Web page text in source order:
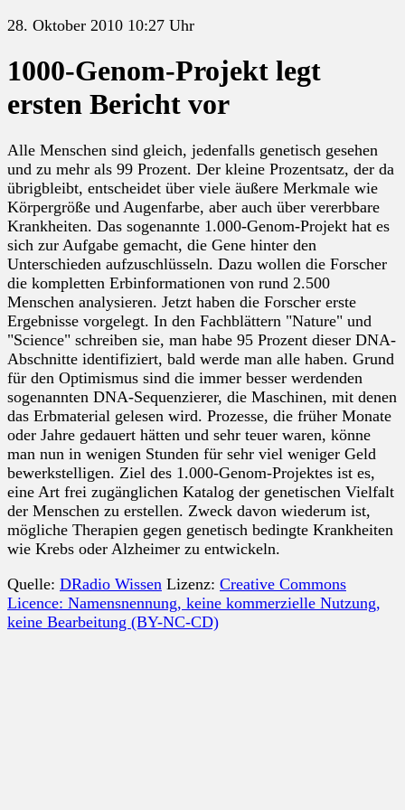
28. Oktober 2010 10:27 Uhr
1000-Genom-Projekt legt
ersten Bericht vor
Alle Menschen sind gleich, jedenfalls genetisch gesehen
und zu mehr als 99 Prozent. Der kleine Prozentsatz, der da
übrigbleibt, entscheidet über viele äußere Merkmale wie
Körpergröße und Augenfarbe, aber auch über vererbbare
Krankheiten. Das sogenannte 1.000-Genom-Projekt hat es
sich zur Aufgabe gemacht, die Gene hinter den
Unterschieden aufzuschlüsseln. Dazu wollen die Forscher
die kompletten Erbinformationen von rund 2.500
Menschen analysieren. Jetzt haben die Forscher erste
Ergebnisse vorgelegt. In den Fachblättern "Nature" und
"Science" schreiben sie, man habe 95 Prozent dieser DNA-
Abschnitte identifiziert, bald werde man alle haben. Grund
für den Optimismus sind die immer besser werdenden
sogenannten DNA-Sequenzierer, die Maschinen, mit denen
das Erbmaterial gelesen wird. Prozesse, die früher Monate
oder Jahre gedauert hätten und sehr teuer waren, könne
man nun in wenigen Stunden für sehr viel weniger Geld
bewerkstelligen. Ziel des 1.000-Genom-Projektes ist es,
eine Art frei zugänglichen Katalog der genetischen Vielfalt
der Menschen zu erstellen. Zweck davon wiederum ist,
mögliche Therapien gegen genetisch bedingte Krankheiten
wie Krebs oder Alzheimer zu entwickeln.
Quelle: DRadio Wissen Lizenz: Creative Commons
Licence: Namensnennung, keine kommerzielle Nutzung,
keine Bearbeitung (BY-NC-CD)